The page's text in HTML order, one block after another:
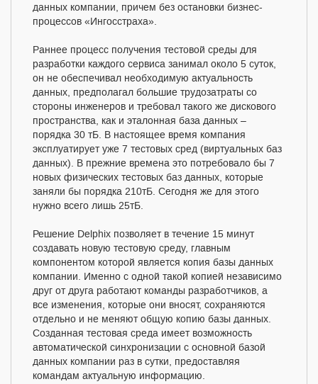
данных компании, причем без остановки бизнес-
процессов «Ингосстраха».
Раннее процесс получения тестовой среды для
разработки каждого сервиса занимал около 5 суток,
он не обеспечивал необходимую актуальность
данных, предполагал большие трудозатраты со
стороны инженеров и требовал такого же дискового
пространства, как и эталонная база данных –
порядка 30 тБ. В настоящее время компания
эксплуатирует уже 7 тестовых сред (виртуальных баз
данных). В прежние времена это потребовало бы 7
новых физических тестовых баз данных, которые
заняли бы порядка 210тБ. Сегодня же для этого
нужно всего лишь 25тБ.
Решение Delphix позволяет в течение 15 минут
создавать новую тестовую среду, главным
компонентом которой является копия базы данных
компании. Именно с одной такой копией независимо
друг от друга работают команды разработчиков, а
все изменения, которые они вносят, сохраняются
отдельно и не меняют общую копию базы данных.
Созданная тестовая среда имеет возможность
автоматической синхронизации с основной базой
данных компании раз в сутки, предоставляя
командам актуальную информацию.